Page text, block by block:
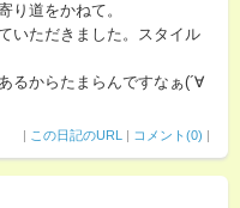
り道をかねて。
いただきました。スタイル
るからたまらんですなぁ(´∀
| この日記のURL | コメント(0) |